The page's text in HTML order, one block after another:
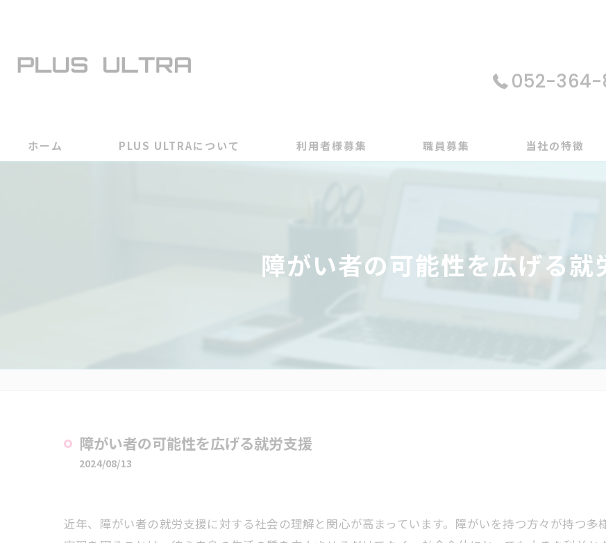
052-364-
ホーム PLUS ULTRAについて 利用者様募集 職員募集 当社の特徴
動画編集
障がい者の可能性を広げる就
障がい者の可能性を広げる就労支援
2024/08/13
近年、障がい者の就労支援に対する社会の理解と関心が高まっています。障がいを持つ方々が持つ